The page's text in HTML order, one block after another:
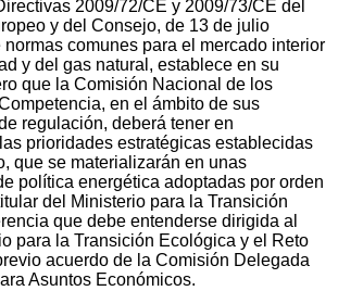
2009/72/CE y 2009/73/CE del
y del Consejo, de 13 de julio
normas comunes para el mercado interior
y del gas natural, establece en su
que la Comisión Nacional de los
en el ámbito de sus
regulación, deberá tener en
prioridades estratégicas establecidas
que se materializarán en unas
política energética adoptadas por orden
del Ministerio para la Transición
que debe entenderse dirigida al
para la Transición Ecológica y el Reto
acuerdo de la Comisión Delegada
Asuntos Económicos.